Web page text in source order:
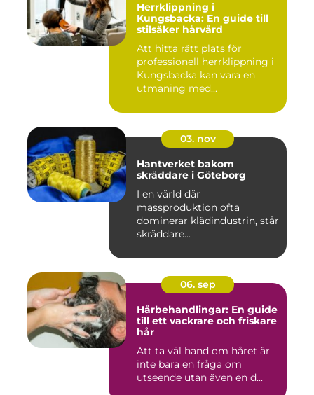
Herrklippning i
Kungsbacka: En guide till
stilsäker hårvård
Att hitta rätt plats för
professionell herrklippning i
Kungsbacka kan vara en
utmaning med...
03. nov
Hantverket bakom
skräddare i Göteborg
I en värld där
massproduktion ofta
dominerar klädindustrin, står
skräddare...
06. sep
Hårbehandlingar: En guide
till ett vackrare och friskare
hår
Att ta väl hand om håret är
inte bara en fråga om
utseende utan även en d...